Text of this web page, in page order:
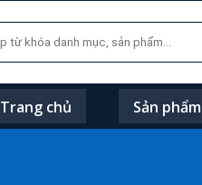
Trang chủ Sản phẩm